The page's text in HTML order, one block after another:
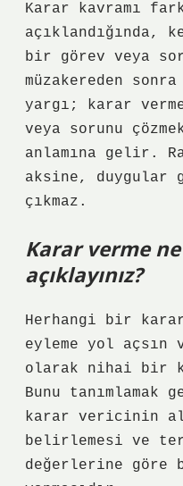
Karar kavramı
açıklandığında,
bir görev veya
müzakereden
yargı; karar
veya sorunu
anlamına gelir.
aksine, duygular
çıkmaz.
Karar verme
açıklayınız?
Herhangi bir
eyleme yol açsın
olarak nihai bir
Bunu tanımlamak
karar vericinin
belirlemesi ve
değerlerine göre